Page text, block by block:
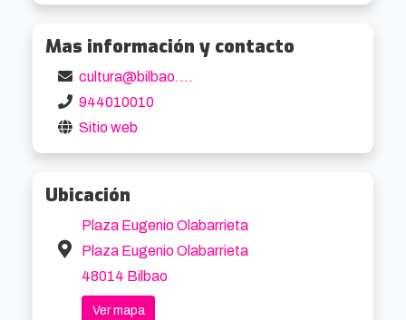
Mas información y contacto
cultura@bilbao.eus
944010010
Sitio web
Ubicación
Plaza Eugenio Olabarrieta
Plaza Eugenio Olabarrieta
48014 Bilbao
Ver mapa